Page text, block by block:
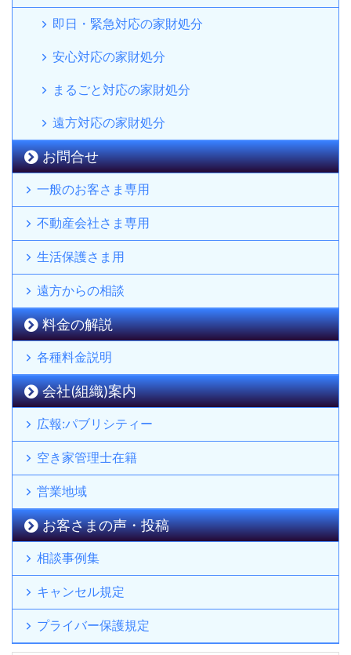
即日・緊急対応の家財処分
安心対応の家財処分
まるごと対応の家財処分
遠方対応の家財処分
お問合せ
一般のお客さま専用
不動産会社さま専用
生活保護さま用
遠方からの相談
料金の解説
各種料金説明
会社(組織)案内
広報:パブリシティー
空き家管理士在籍
営業地域
お客さまの声・投稿
相談事例集
キャンセル規定
プライバー保護規定